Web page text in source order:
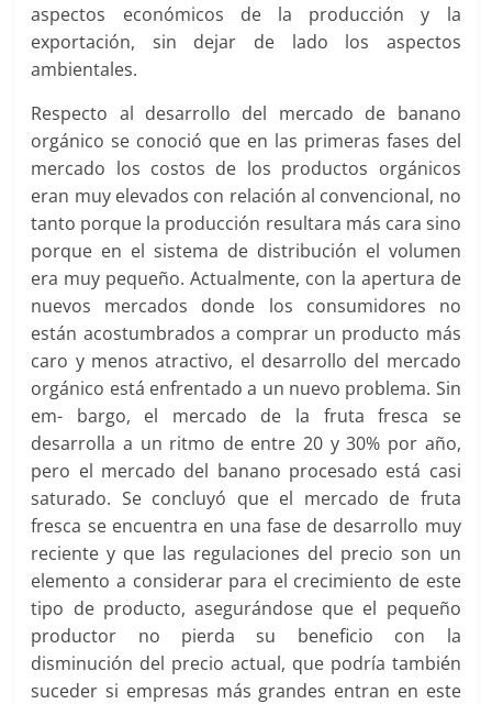
aspectos económicos de la producción y la
exportación, sin dejar de lado los aspectos
ambientales.
Respecto al desarrollo del mercado de banano
orgánico se conoció que en las primeras fases del
mercado los costos de los productos orgánicos
eran muy elevados con relación al convencional, no
tanto porque la producción resultara más cara sino
porque en el sistema de distribución el volumen
era muy pequeño. Actualmente, con la apertura de
nuevos mercados donde los consumidores no
están acostumbrados a comprar un producto más
caro y menos atractivo, el desarrollo del mercado
orgánico está enfrentado a un nuevo problema. Sin
em- bargo, el mercado de la fruta fresca se
desarrolla a un ritmo de entre 20 y 30% por año,
pero el mercado del banano procesado está casi
saturado. Se concluyó que el mercado de fruta
fresca se encuentra en una fase de desarrollo muy
reciente y que las regulaciones del precio son un
elemento a considerar para el crecimiento de este
tipo de producto, asegurándose que el pequeño
productor no pierda su beneficio con la
disminución del precio actual, que podría también
suceder si empresas más grandes entran en este